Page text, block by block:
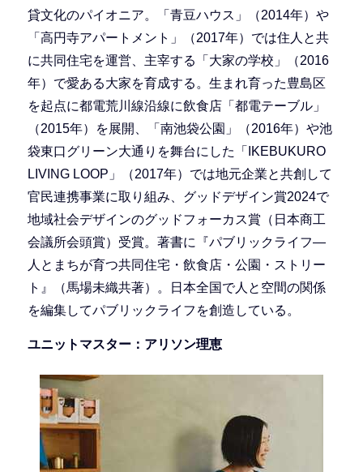
貸文化のパイオニア。「青豆ハウス」（2014年）や
「高円寺アパートメント」（2017年）では住人と共
に共同住宅を運営、主宰する「大家の学校」（2016
年）で愛ある大家を育成する。生まれ育った豊島区
を起点に都電荒川線沿線に飲食店「都電テーブル」
（2015年）を展開、「南池袋公園」（2016年）や池
袋東口グリーン大通りを舞台にした「IKEBUKURO
LIVING LOOP」（2017年）では地元企業と共創して
官民連携事業に取り組み、グッドデザイン賞2024で
地域社会デザインのグッドフォーカス賞（日本商工
会議所会頭賞）受賞。著書に『パブリックライフ―
人とまちが育つ共同住宅・飲食店・公園・ストリー
ト』（馬場未織共著）。日本全国で人と空間の関係
を編集してパブリックライフを創造している。
ユニットマスター：アリソン理恵